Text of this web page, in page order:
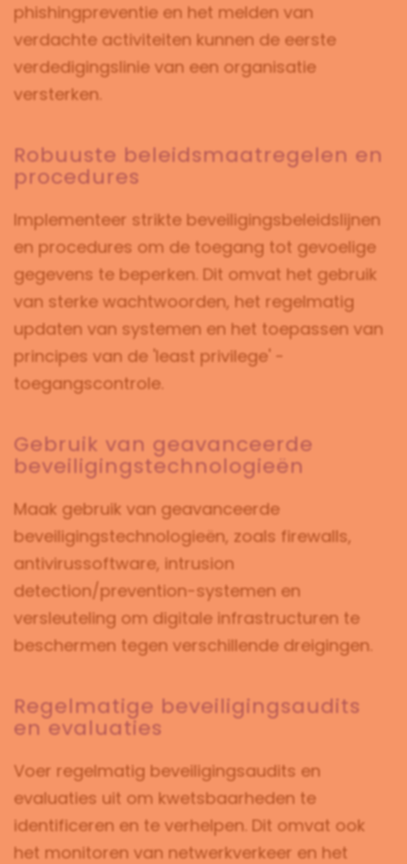
phishingpreventie en het melden van
verdachte activiteiten kunnen de eerste
verdedigingslinie van een organisatie
versterken.
Robuuste beleidsmaatregelen en
procedures
Implementeer strikte beveiligingsbeleidslijnen
en procedures om de toegang tot gevoelige
gegevens te beperken. Dit omvat het gebruik
van sterke wachtwoorden, het regelmatig
updaten van systemen en het toepassen van
principes van de 'least privilege' -
toegangscontrole.
Gebruik van geavanceerde
beveiligingstechnologieën
Maak gebruik van geavanceerde
beveiligingstechnologieën, zoals firewalls,
antivirussoftware, intrusion
detection/prevention-systemen en
versleuteling om digitale infrastructuren te
beschermen tegen verschillende dreigingen.
Regelmatige beveiligingsaudits
en evaluaties
Voer regelmatig beveiligingsaudits en
evaluaties uit om kwetsbaarheden te
identificeren en te verhelpen. Dit omvat ook
het monitoren van netwerkverkeer en het